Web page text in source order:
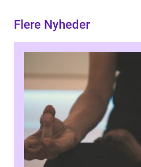
Flere Nyheder